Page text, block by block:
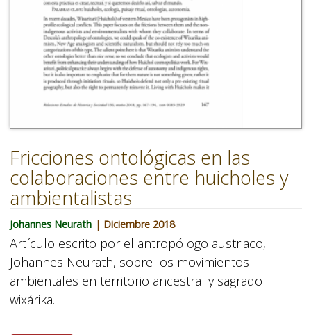
Fricciones ontológicas en las
colaboraciones entre huicholes y
ambientalistas
Johannes Neurath | Diciembre 2018
Artículo escrito por el antropólogo austriaco,
Johannes Neurath, sobre los movimientos
ambientales en territorio ancestral y sagrado
wixárika.